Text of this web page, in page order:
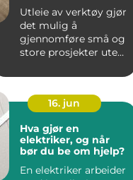
Utleie av verktøy gjør
det mulig å
gjennomføre små og
store prosjekter uten
16. jun
Hva gjør en
elektriker, og når
bør du be om hjelp?
En elektriker arbeider